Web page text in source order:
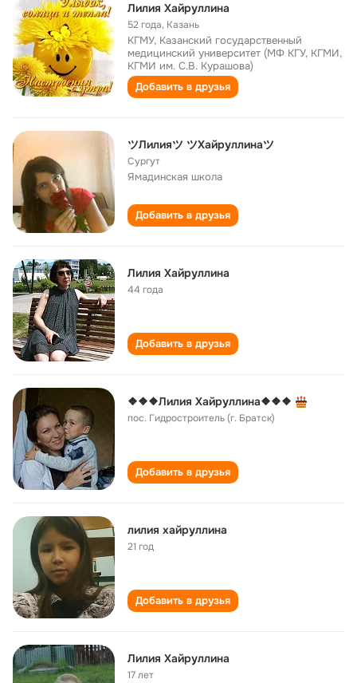
Лилия Хайруллина
52 года, Казань
КГМУ, Казанский государственный
медицинский университет (МФ КГУ, КГМИ,
КГМИ им. С.В. Курашова)
Добавить в друзья
ツЛилияツ ツХайруллинаツ
Сургут
Ямадинская школа
Добавить в друзья
Лилия Хайруллина
44 года
Добавить в друзья
❖❖❖Лилия Хайруллина❖❖❖
пос. Гидростроитель (г. Братск)
Добавить в друзья
лилия хайруллина
21 год
Добавить в друзья
Лилия Хайруллина
17 лет